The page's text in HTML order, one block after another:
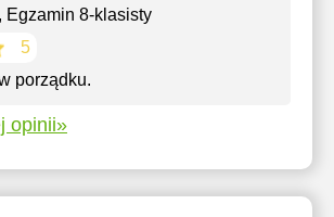
, Egzamin 8-klasisty
5
porządku.
opinii»